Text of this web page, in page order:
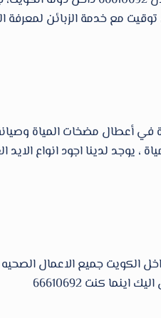
مع خدمة الزبائن لمعرفة
مضخات المياة وصيانة
يوجد لدينا اجود انواع
جميع الاعمال
كنت 66610692